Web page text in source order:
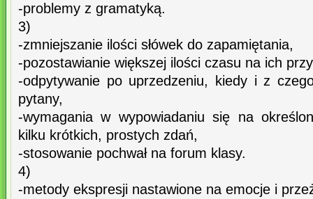
-problemy z gramatyką.
3)
-zmniejszanie ilości słówek do zapamiętania,
-pozostawianie większej ilości czasu na ich
-odpytywanie po uprzedzeniu, kiedy i z
pytany,
-wymagania w wypowiadaniu się na
kilku krótkich, prostych zdań,
-stosowanie pochwał na forum klasy.
4)
-metody ekspresji nastawione na emocje i